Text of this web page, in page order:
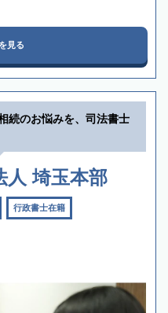
見る
続のお悩みを、司法書士
人 埼玉本部
行政書士在籍